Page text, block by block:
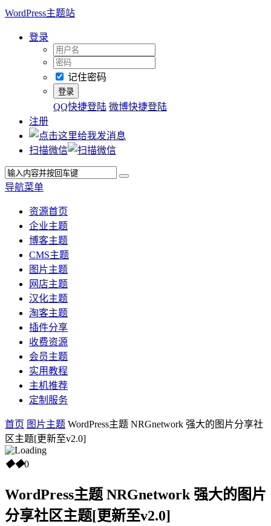
WordPress主题站
登录
记住密码
QQ快捷登陆 微博快捷登陆
注册
扫描微信
导航菜单
资源首页
企业主题
博客主题
CMS主题
图片主题
网店主题
汉化主题
淘客主题
插件分享
收费资源
会员主题
实用教程
主机推荐
定制服务
首页 图片主题 WordPress主题 NRGnetwork 强大的图片分享社
区主题[更新至v2.0]
◆◆0
WordPress主题 NRGnetwork 强大的图片
分享社区主题[更新至v2.0]